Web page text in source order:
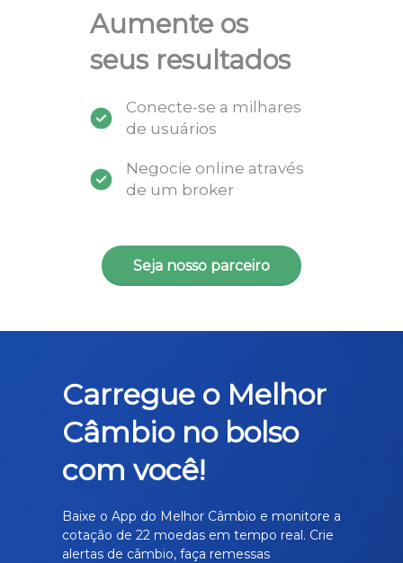
Aumente os
seus resultados
Conecte-se a milhares
de usuários
Negocie online através
de um broker
Seja nosso parceiro
Carregue o Melhor
Câmbio no bolso
com você!
Baixe o App do Melhor Câmbio e monitore a
cotação de 22 moedas em tempo real. Crie
alertas de câmbio, faça remessas